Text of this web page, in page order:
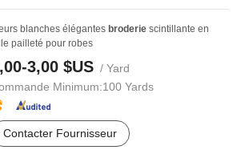
blanches élégantes broderie scintillante en
pailleté pour robes
3,00 $US / Yard
Minimum:100 Yards
Contacter Fournisseur